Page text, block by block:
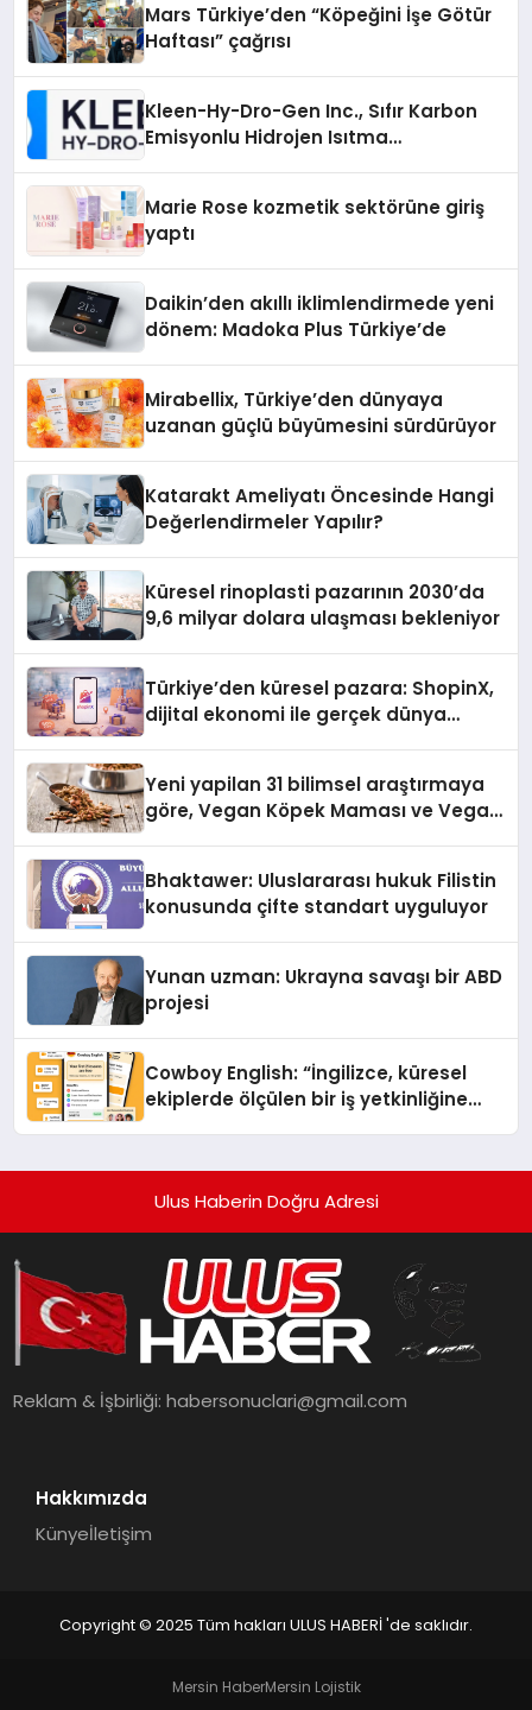
Mars Türkiye’den “Köpeğini İşe Götür
Haftası” çağrısı
Kleen-Hy-Dro-Gen Inc., Sıfır Karbon
Emisyonlu Hidrojen Isıtma
Marie Rose kozmetik sektörüne giriş
yaptı
Daikin’den akıllı iklimlendirmede yeni
dönem: Madoka Plus Türkiye’de
Mirabellix, Türkiye’den dünyaya
uzanan güçlü büyümesini sürdürüyor
Katarakt Ameliyatı Öncesinde Hangi
Değerlendirmeler Yapılır?
Küresel rinoplasti pazarının 2030’da
9,6 milyar dolara ulaşması bekleniyor
Türkiye’den küresel pazara: ShopinX,
dijital ekonomi ile gerçek dünya
Yeni yapilan 31 bilimsel araştırmaya
göre, Vegan Köpek Maması ve Vegan
Bhaktawer: Uluslararası hukuk Filistin
konusunda çifte standart uyguluyor
Yunan uzman: Ukrayna savaşı bir ABD
projesi
Cowboy English: “İngilizce, küresel
ekiplerde ölçülen bir iş yetkinliğine
Ulus Haberin Doğru Adresi
Reklam & İşbirliği:habersonuclari@gmail.com
Hakkımızda
Künyeİletişim
Copyright © 2025 Tüm hakları ULUS HABERİ 'de saklıdır.
Mersin HaberMersin Lojistik